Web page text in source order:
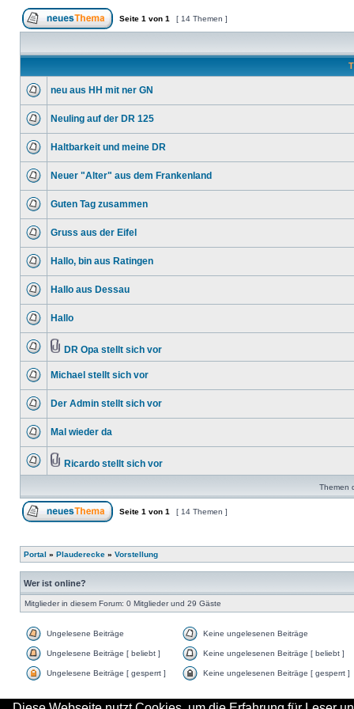
Seite 1 von 1 [ 14 Themen ]
neu aus HH mit ner GN
Neuling auf der DR 125
Haltbarkeit und meine DR
Neuer "Alter" aus dem Frankenland
Guten Tag zusammen
Gruss aus der Eifel
Hallo, bin aus Ratingen
Hallo aus Dessau
Hallo
DR Opa stellt sich vor
Michael stellt sich vor
Der Admin stellt sich vor
Mal wieder da
Ricardo stellt sich vor
Themen
Seite 1 von 1 [ 14 Themen ]
Portal » Plauderecke » Vorstellung
Wer ist online?
Mitglieder in diesem Forum: 0 Mitglieder und 29 Gäste
Ungelesene Beiträge Keine ungelesenen Beiträge
Ungelesene Beiträge [ beliebt ] Keine ungelesenen Beiträge [ beliebt ]
Ungelesene Beiträge [ gesperrt ] Keine ungelesenen Beiträge [ gesperrt ]
Suche nach: